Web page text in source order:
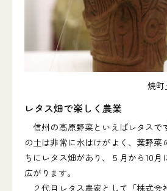
焼町
レタス畑で楽しく農業
信州の高原野菜といえばレタスで
の土は非常に水はけがよく、葉野菜
ちにレタス畑があり、５月から10
広がります。
２代目レタス農家として「株式会